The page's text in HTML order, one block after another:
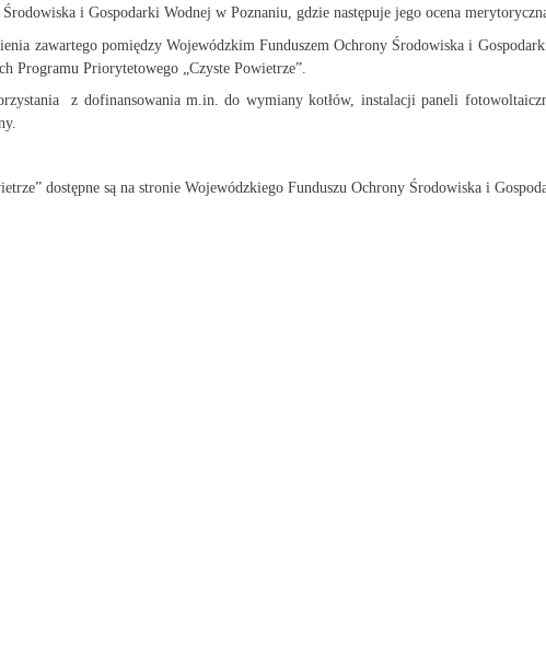
i Gospodarki Wodnej w Poznaniu, gdzie następuje jego ocena
zawartego pomiędzy Wojewódzkim Funduszem Ochrony Środowiska i
Programu Priorytetowego „Czyste Powietrze”.
z dofinansowania m.in. do wymiany kotłów, instalacji paneli
dostępne są na stronie Wojewódzkiego Funduszu Ochrony Środowiska i